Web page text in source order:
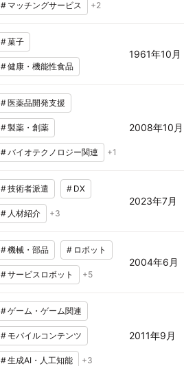
# マッチングサービス +2
#菓子
#健康・機能性食品
1961年10月
#医薬品開発支援
#製薬・創薬
#バイオテクノロジー関連 +1
2008年10月
#技術者派遣 # DX
# 人材紹介 +3
2023年7月
#機械・部品 # ロボット
#サービスロボット +5
2004年6月
#ゲーム・ゲーム関連
# モバイルコンテンツ
#生成AI・人工知能 +3
2011年9月